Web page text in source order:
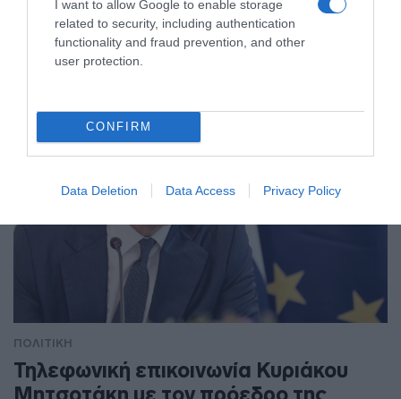
I want to allow Google to enable storage
related to security, including authentication
functionality and fraud prevention, and other
user protection.
CONFIRM
Data Deletion Data Access Privacy Policy
ΠΟΛΙΤΙΚΗ
ΠΟΛΙΤΙΚΗ
Τηλεφωνική επικοινωνία Κυριάκου